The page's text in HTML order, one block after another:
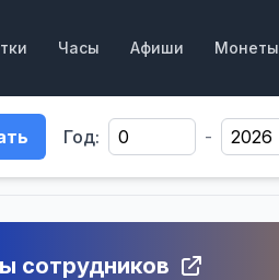
Часы Афиши Монеты
Год: -
сотрудников